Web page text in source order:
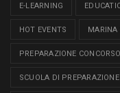
E-LEARNING
HOT EVENTS MARINA
PREPARAZIONE
SCUOLA DI